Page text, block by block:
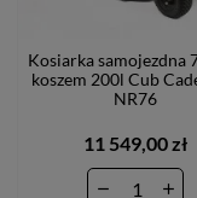
Kosiarka samojezdna
koszem 200l Cub
NR76
11 549,00 zł